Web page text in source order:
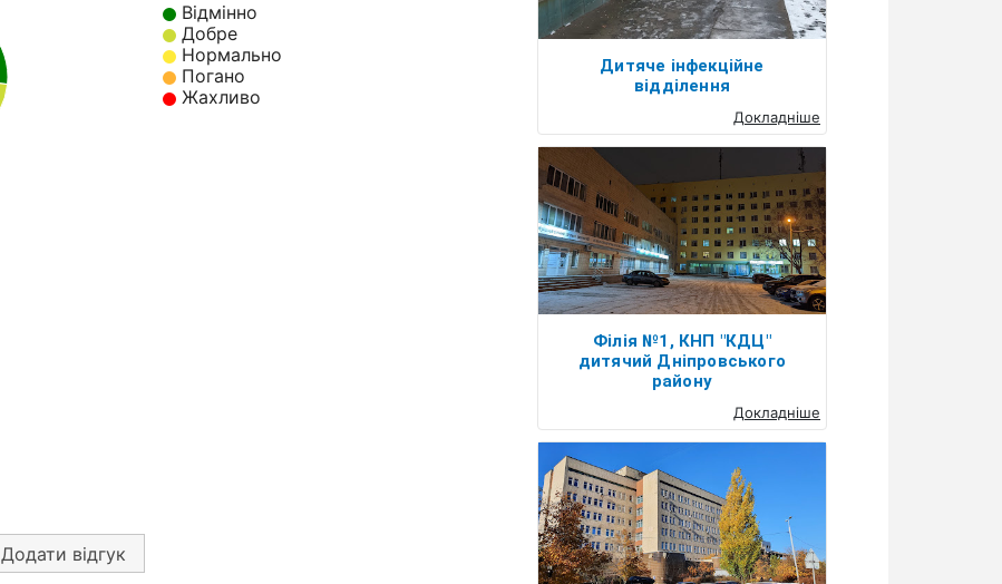
Відмінно
Добре
Нормально
Погано
Жахливо
Додати відгук
Дитяче інфекційне
відділення
Докладніше
Філія №1, КНП "КДЦ"
дитячий Дніпровського
району
Докладніше